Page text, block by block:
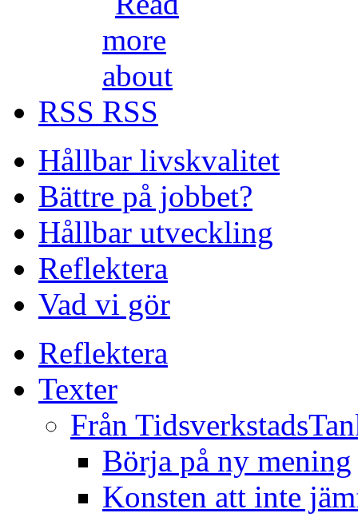
RSS
Hållbar livskvalitet
Bättre på jobbet?
Hållbar utveckling
Reflektera
Vad vi gör
Reflektera
Texter
Från
Börja på ny mening
Konsten att inte